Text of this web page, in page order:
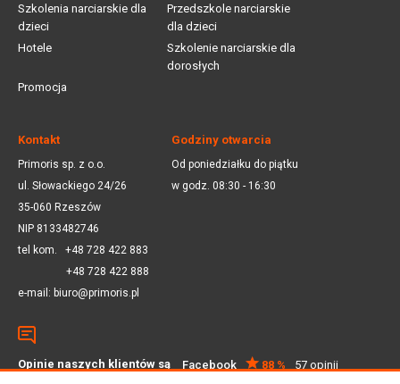
Szkolenia narciarskie dla
dzieci
Przedszkole narciarskie
dla dzieci
Hotele
Szkolenie narciarskie dla
dorosłych
Promocja
Kontakt
Primoris sp. z o.o.
ul. Słowackiego 24/26
35-060 Rzeszów
NIP 8133482746
tel kom. +48 728 422 883
+48 728 422 888
e-mail: biuro@primoris.pl
Godziny otwarcia
Od poniedziałku do piątku
w godz. 08:30 - 16:30
Opinie naszych klientów są
Facebook 88 %
57 opinii